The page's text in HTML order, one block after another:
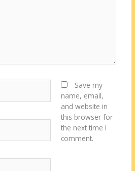
Save my
name, email,
and website in
this browser for
the next time I
comment.